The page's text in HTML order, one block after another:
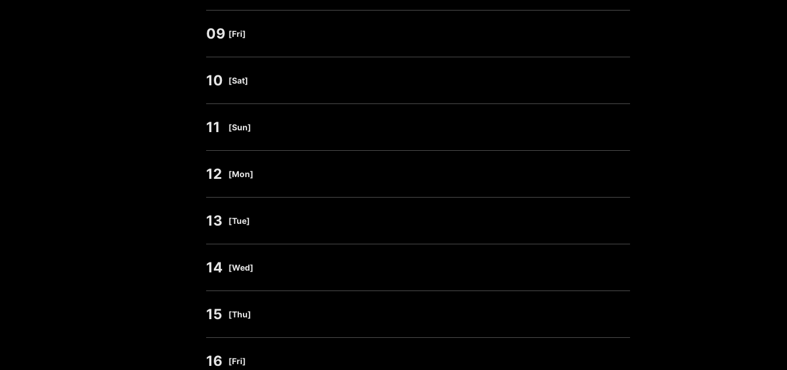
09 [Fri]
10 [Sat]
11 [Sun]
12 [Mon]
13 [Tue]
14 [Wed]
15 [Thu]
16 [Fri]